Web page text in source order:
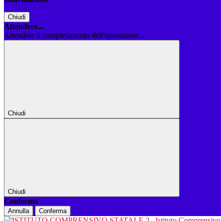
Chiudi
Attendere...
Attendere il completamento dell'operazione...
Chiudi
Chiudi
Conferma
Annulla Conferma